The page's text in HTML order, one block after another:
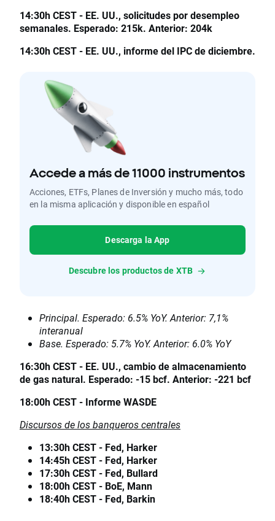
14:30h CEST - EE. UU., solicitudes por desempleo
semanales. Esperado: 215k. Anterior: 204k
14:30h CEST - EE. UU., informe del IPC de diciembre.
Accede a más de 11000 instrumentos
Acciones, ETFs, Planes de Inversión y mucho más, todo
en la misma aplicación y disponible en español
Descarga la App
Descubre los productos de XTB
Principal. Esperado: 6.5% YoY. Anterior: 7,1%
interanual
Base. Esperado: 5.7% YoY. Anterior: 6.0% YoY
16:30h CEST - EE. UU., cambio de almacenamiento
de gas natural. Esperado: -15 bcf. Anterior: -221 bcf
18:00h CEST - Informe WASDE
Discursos de los banqueros centrales
13:30h CEST - Fed, Harker
14:45h CEST - Fed, Harker
17:30h CEST - Fed, Bullard
18:00h CEST - BoE, Mann
18:40h CEST - Fed, Barkin